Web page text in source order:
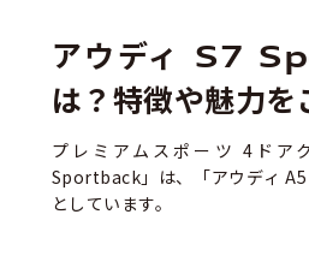
アウディ S7
は？特徴や魅力を
プレミアムスポーツ 4ドア
Sportback」は、「アウディ
としています。